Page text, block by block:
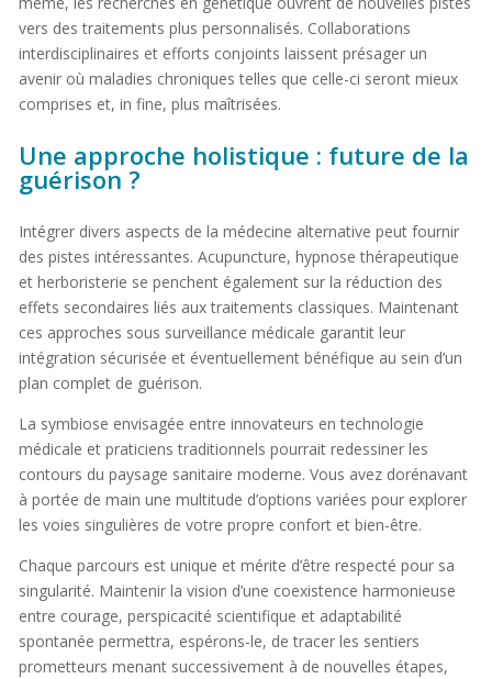
vers des traitements plus personnalisés. Collaborations
interdisciplinaires et efforts conjoints laissent présager un
avenir où maladies chroniques telles que celle-ci seront mieux
comprises et, in fine, plus maîtrisées.
Une approche holistique : future de la
guérison ?
Intégrer divers aspects de la médecine alternative peut fournir
des pistes intéressantes. Acupuncture, hypnose thérapeutique
et herboristerie se penchent également sur la réduction des
effets secondaires liés aux traitements classiques. Maintenant
ces approches sous surveillance médicale garantit leur
intégration sécurisée et éventuellement bénéfique au sein d’un
plan complet de guérison.
La symbiose envisagée entre innovateurs en technologie
médicale et praticiens traditionnels pourrait redessiner les
contours du paysage sanitaire moderne. Vous avez dorénavant
à portée de main une multitude d’options variées pour explorer
les voies singulières de votre propre confort et bien-être.
Chaque parcours est unique et mérite d’être respecté pour sa
singularité. Maintenir la vision d’une coexistence harmonieuse
entre courage, perspicacité scientifique et adaptabilité
spontanée permettra, espérons-le, de tracer les sentiers
prometteurs menant successivement à de nouvelles étapes,